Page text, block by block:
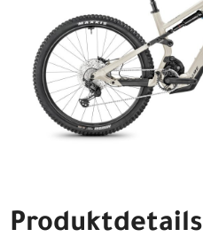
Produktdetails